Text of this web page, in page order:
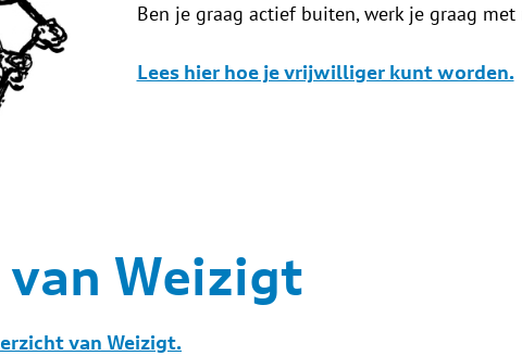
Ben je graag actief buiten, werk je graag
Lees hier hoe je vrijwilliger kunt worden.
van Weizigt
van Weizigt.